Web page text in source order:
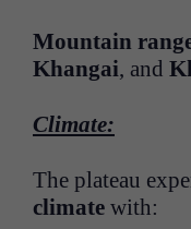
Mountain
Khangai, and
Climate:
The plateau
climate with: